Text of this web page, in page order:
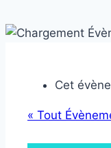
Cet
« Tout